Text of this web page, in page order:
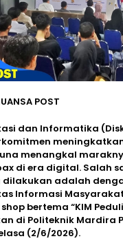
POST
dan Informatika
menangkal
di era digital. Salah
adalah
Informasi
bertema “KIM
di Politeknik Mardira
(2/6/2026).